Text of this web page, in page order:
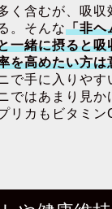
く含むが、吸収
。そんな「非ヘ
一緒に摂ると吸
を高めたい方は
で手に入りやす
ではあまり見か
リカもビタミン